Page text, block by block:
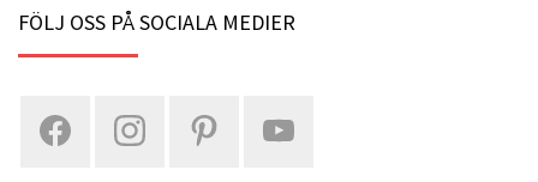
FÖLJ OSS PÅ SOCIALA MEDIER